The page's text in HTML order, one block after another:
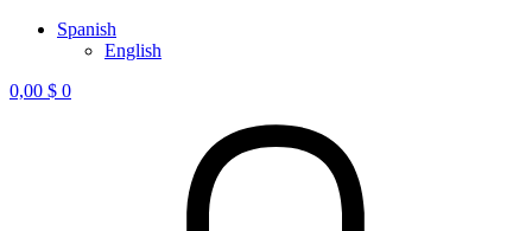
Spanish
English
0,00 $ 0